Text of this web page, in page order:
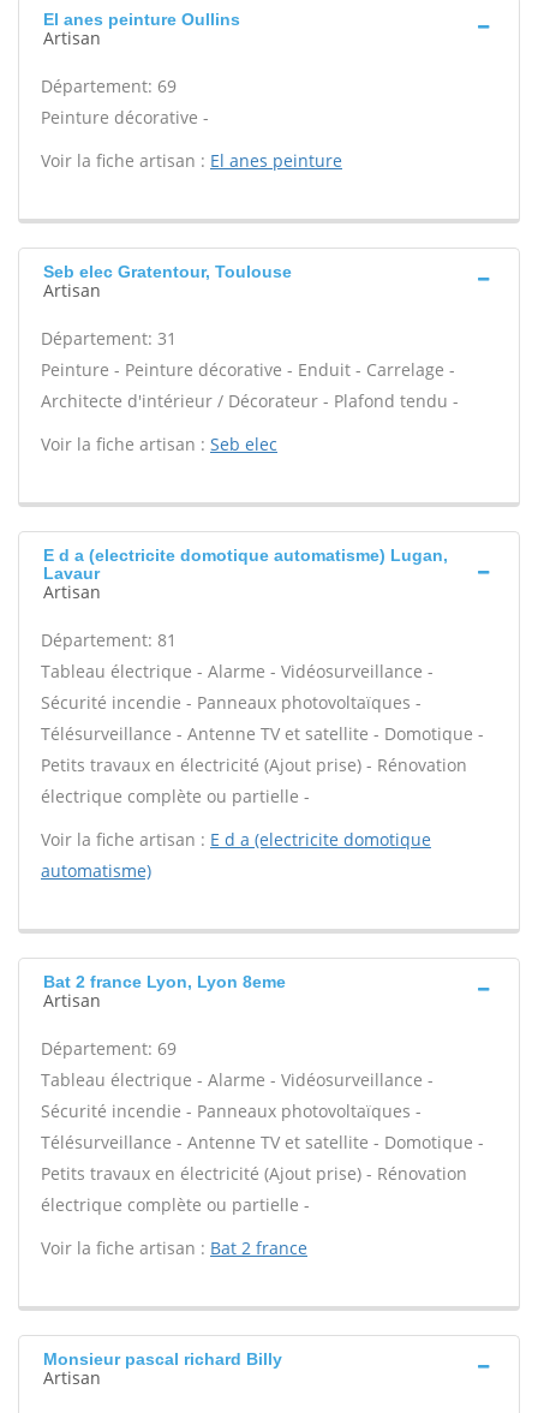
El anes peinture Oullins
Artisan
Département: 69
Peinture décorative -
Voir la fiche artisan : El anes peinture
Seb elec Gratentour, Toulouse
Artisan
Département: 31
Peinture - Peinture décorative - Enduit - Carrelage -
Architecte d'intérieur / Décorateur - Plafond tendu -
Voir la fiche artisan : Seb elec
E d a (electricite domotique automatisme) Lugan,
Lavaur
Artisan
Département: 81
Tableau électrique - Alarme - Vidéosurveillance -
Sécurité incendie - Panneaux photovoltaïques -
Télésurveillance - Antenne TV et satellite - Domotique -
Petits travaux en électricité (Ajout prise) - Rénovation
électrique complète ou partielle -
Voir la fiche artisan : E d a (electricite domotique
automatisme)
Bat 2 france Lyon, Lyon 8eme
Artisan
Département: 69
Tableau électrique - Alarme - Vidéosurveillance -
Sécurité incendie - Panneaux photovoltaïques -
Télésurveillance - Antenne TV et satellite - Domotique -
Petits travaux en électricité (Ajout prise) - Rénovation
électrique complète ou partielle -
Voir la fiche artisan : Bat 2 france
Monsieur pascal richard Billy
Artisan